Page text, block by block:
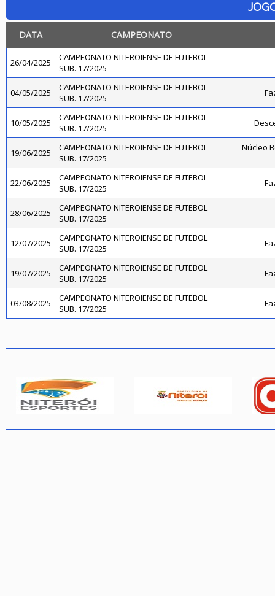
DATA CAMPEONATO
26/04/2025
CAMPEONATO NITEROIENSE DE FUTEBOL
SUB. 17/2025
04/05/2025
CAMPEONATO NITEROIENSE DE FUTEBOL
SUB. 17/2025
10/05/2025
CAMPEONATO NITEROIENSE DE FUTEBOL
SUB. 17/2025
19/06/2025
CAMPEONATO NITEROIENSE DE FUTEBOL
SUB. 17/2025
Núcleo
22/06/2025
CAMPEONATO NITEROIENSE DE FUTEBOL
SUB. 17/2025
28/06/2025
CAMPEONATO NITEROIENSE DE FUTEBOL
SUB. 17/2025
12/07/2025
CAMPEONATO NITEROIENSE DE FUTEBOL
SUB. 17/2025
19/07/2025
CAMPEONATO NITEROIENSE DE FUTEBOL
SUB. 17/2025
03/08/2025
CAMPEONATO NITEROIENSE DE FUTEBOL
SUB. 17/2025